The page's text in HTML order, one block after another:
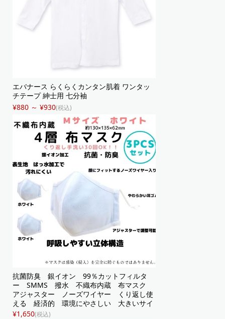
エバナース らくらくカンタン肌着 ワンタッ
チテープ 紳士用 七分袖
¥880 ～ ¥930(税込)
抗菌防臭 銀イオン 99％カットフィルタ
ー SMMS 撥水 不織布内蔵 布マスク
アジャスター ノーズワイヤー くり返し使
える 経済的 環境にやさしい 大きいサイ
ズ 立体マスク ホワイト 立体構造
¥1,650(税込)